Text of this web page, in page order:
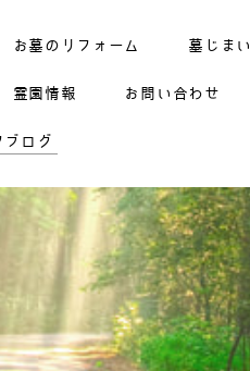
お墓のリフォーム 墓じまい
霊園情報 お問い合わせ
ブログ